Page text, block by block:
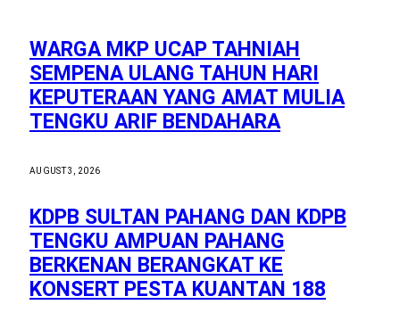
WARGA MKP UCAP TAHNIAH
SEMPENA ULANG TAHUN HARI
KEPUTERAAN YANG AMAT MULIA
TENGKU ARIF BENDAHARA
AUGUST 3, 2026
KDPB SULTAN PAHANG DAN KDPB
TENGKU AMPUAN PAHANG
BERKENAN BERANGKAT KE
KONSERT PESTA KUANTAN 188